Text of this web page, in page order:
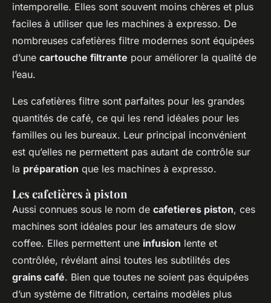
intemporelle. Elles sont souvent moins chères et plus
faciles à utiliser que les machines à expresso. De
nombreuses cafetières filtre modernes sont équipées
d’une cartouche filtrante pour améliorer la qualité de
l’eau.
Les cafetières filtre sont parfaites pour les grandes
quantités de café, ce qui les rend idéales pour les
familles ou les bureaux. Leur principal inconvénient
est qu’elles ne permettent pas autant de contrôle sur
la préparation que les machines à expresso.
Les cafetières à piston
Aussi connues sous le nom de cafetieres piston, ces
machines sont idéales pour les amateurs de slow
coffee. Elles permettent une infusion lente et
contrôlée, révélant ainsi toutes les subtilités des
grains café. Bien que toutes ne soient pas équipées
d’un système de filtration, certains modèles plus